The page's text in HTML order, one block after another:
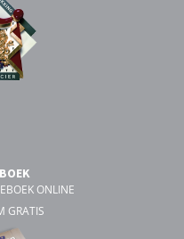
ONLINE
GRATIS